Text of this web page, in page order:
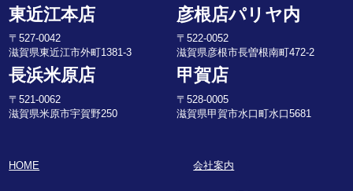
東近江本店
〒527-0042
滋賀県東近江市外町1381-3
彦根店パリヤ内
〒522-0052
滋賀県彦根市長曽根南町472-2
長浜米原店
〒521-0062
滋賀県米原市宇賀野250
甲賀店
〒528-0005
滋賀県甲賀市水口町水口5681
HOME 会社案内